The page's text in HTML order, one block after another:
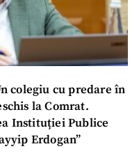
colegiu cu predare în
la Comrat.
Instituției Publice
Erdogan”